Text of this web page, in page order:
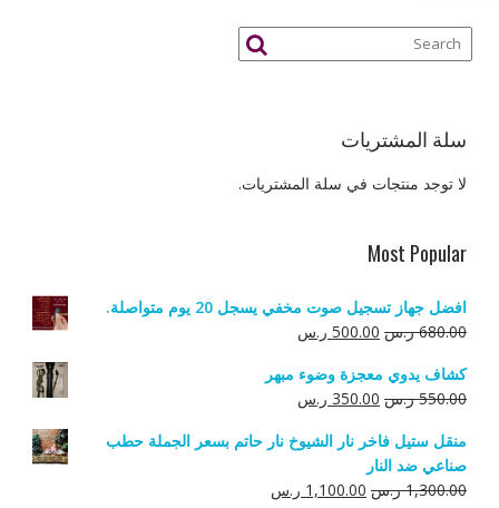
سلة المشتريات
لا توجد منتجات في سلة المشتريات.
Most Popular
افضل جهاز تسجيل صوت مخفي يسجل 20 يوم متواصلة.
680.00 ر.س السعر
هو:
680.00 ر.س.
500.00 ر.سالسعر
هو:
500.00 ر.س.
كشاف يدوي معجزة وضوء مبهر
550.00 ر.س السعر
هو:
550.00 ر.س.
350.00 ر.سالسعر
هو:
منقل ستيل فاخر نار الشيوخ نار حاتم بسعر الجملة حطب
صناعي ضد النار
1,300.00 ر.س السعر
1,100.00 ر.سالسعر